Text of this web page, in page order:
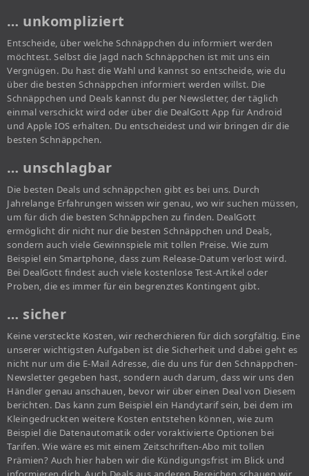
… unkompliziert
Entscheide, über welche Schnäppchen du informiert werden
möchtest. Selbst die Jagd nach Schnäppchen ist mit uns ein
Vergnügen. Du hast die Wahl und kannst so entscheide, wie du
über die besten Schnäppchen informiert werden willst. Die
Schnäppchen und Deals kannst du per Newsletter, der täglich
einmal verschickt wird oder über die DealGott App für Android
und Apple IOS erhalten. Du entscheidest und wir bringen dir die
besten Schnäppchen.
… unschlagbar
Die besten Deals und schnäppchen gibt es bei uns. Durch
Jahrelange Erfahrungen wissen wir genau, wo wir suchen müssen,
um für dich die besten Schnäppchen zu finden. DealGott
ermöglicht dir nicht nur die besten Schnäppchen und Deals,
sondern auch viele Gewinnspiele mit tollen Preise. Wie zum
Beispiel ein Smartphone, dass zum Release-Datum verlost wird.
Bei DealGott findest auch viele kostenlose Test-Artikel oder
Proben, die es immer für ein begrenztes Kontingent gibt.
… sicher
Keine versteckte Kosten, wir recherchieren für dich sorgfältig. Eine
unserer wichtigsten Aufgaben ist die Sicherheit und dabei geht es
nicht nur um die E-Mail Adresse, die du uns für den Schnäppchen-
Newsletter gegeben hast, sondern auch darum, dass wir uns den
Händler genau anschauen, bevor wir über einen Deal von Diesem
berichten. Das kann zum Beispiel ein Handytarif sein, bei dem im
Kleingedruckten weitere Kosten entstehen können, wie zum
Beispiel die Datenautomatik oder voraktivierte Optionen bei
Tarifen. Wie wäre es mit einem Zeitschriften-Abo mit tollen
Prämien? Auch hier haben wir die Kündigungsfrist im Blick und